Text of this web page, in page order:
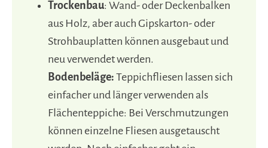
Trockenbau: Wand- oder Deckenbalken
aus Holz, aber auch Gipskarton- oder
Strohbauplatten können ausgebaut und
neu verwendet werden.
Bodenbeläge: Teppichfliesen lassen sich
einfacher und länger verwenden als
Flächenteppiche: Bei Verschmutzungen
können einzelne Fliesen ausgetauscht